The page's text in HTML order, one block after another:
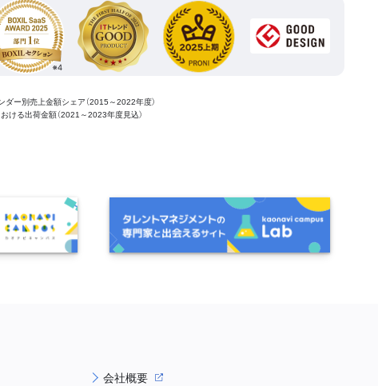
ー別売上金額シェア（2015～2022年度）
ける出荷金額（2021～2023年度見込）
会社概要